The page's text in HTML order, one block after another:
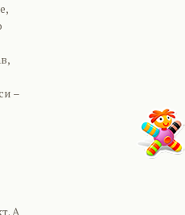
–
А